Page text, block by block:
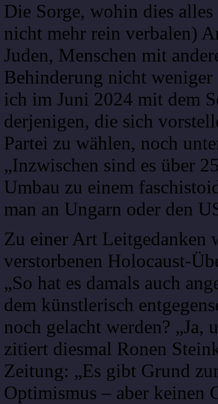
Die Sorge, wohin dies
nicht mehr rein verbalen)
Juden, Menschen mit
Behinderung nicht
ich im Juni 2024 mit dem
derjenigen, die sich
Partei zu wählen, noch
„Inzwischen sind es über
Umbau zu einem
man an Ungarn oder den
Zu einer Art Leitgedanken
verstorbenen Holocaust-
„So hat es damals auch
dem künstlerisch
noch gelacht werden? „Ja,
zitiert diesmal Ronen
Zeitung: „Es gibt Grund
Optimismus – aber keinen